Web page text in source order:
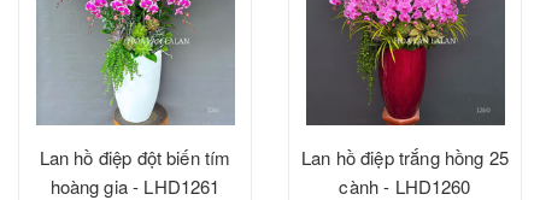
Lan hồ điệp đột biến tím
hoàng gia - LHD1261
Lan hồ điệp trắng hồng 25
cành - LHD1260